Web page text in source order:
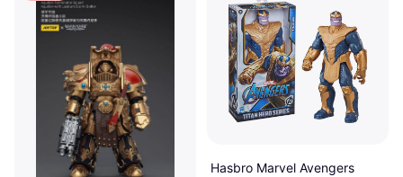
Hasbro Marvel Avengers